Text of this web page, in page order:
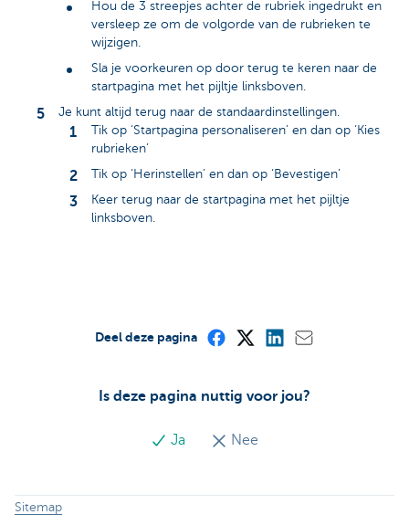
Hou de 3 streepjes achter de rubriek ingedrukt en
versleep ze om de volgorde van de rubrieken te
wijzigen.
Sla je voorkeuren op door terug te keren naar de
startpagina met het pijltje linksboven.
Je kunt altijd terug naar de standaardinstellingen.
Tik op ‘Startpagina personaliseren’ en dan op ‘Kies
rubrieken’
Tik op ‘Herinstellen’ en dan op ‘Bevestigen’
Keer terug naar de startpagina met het pijltje
linksboven.
Is deze pagina nuttig voor jou?
Ja Nee
Deel deze pagina
Sitemap